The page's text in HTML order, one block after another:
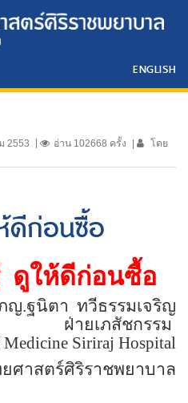
ENGLISH
2553 อ่าน 102668 ครั้ง โดย
ดีก่อนซื้อ
ดูให้ดีก่อนซื้อ
ญ.ฐนิตา ทวีธรรมเจริญ
ฝ่ายเภสัชกรรม
Medicine Siriraj Hospital
ศาสตร์ศิริราชพยาบาล